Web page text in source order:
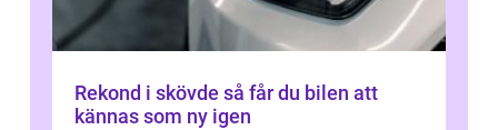
Rekond i skövde så får du bilen att
kännas som ny igen